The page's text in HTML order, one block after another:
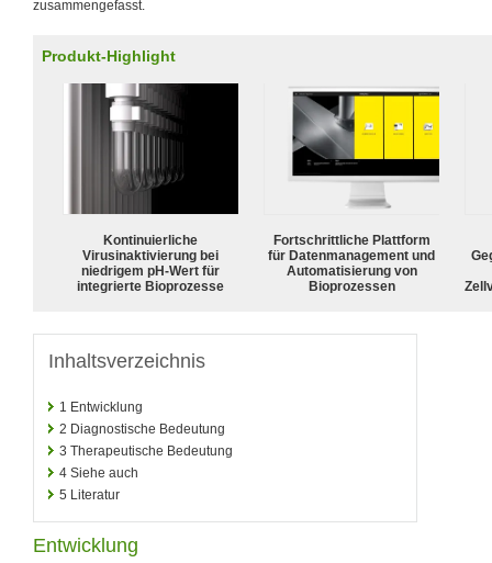
zusammengefasst.
Produkt-Highlight
Kontinuierliche
Virusinaktivierung bei
niedrigem pH-Wert für
integrierte Bioprozesse
Fortschrittliche Plattform
für Datenmanagement und
Automatisierung von
Bioprozessen
Inhaltsverzeichnis
1 Entwicklung
2 Diagnostische Bedeutung
3 Therapeutische Bedeutung
4 Siehe auch
5 Literatur
Entwicklung